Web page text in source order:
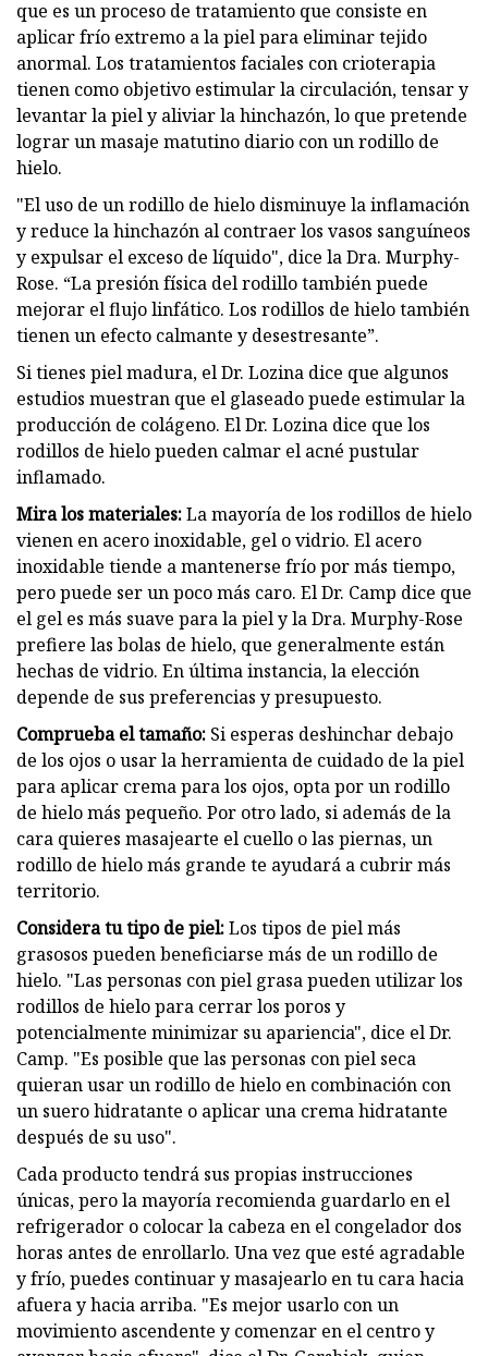
que es un proceso de tratamiento que consiste en
aplicar frío extremo a la piel para eliminar tejido
anormal. Los tratamientos faciales con crioterapia
tienen como objetivo estimular la circulación, tensar y
levantar la piel y aliviar la hinchazón, lo que pretende
lograr un masaje matutino diario con un rodillo de
hielo.
"El uso de un rodillo de hielo disminuye la inflamación
y reduce la hinchazón al contraer los vasos sanguíneos
y expulsar el exceso de líquido", dice la Dra. Murphy-
Rose. “La presión física del rodillo también puede
mejorar el flujo linfático. Los rodillos de hielo también
tienen un efecto calmante y desestresante”.
Si tienes piel madura, el Dr. Lozina dice que algunos
estudios muestran que el glaseado puede estimular la
producción de colágeno. El Dr. Lozina dice que los
rodillos de hielo pueden calmar el acné pustular
inflamado.
Mira los materiales:La mayoría de los rodillos de hielo
vienen en acero inoxidable, gel o vidrio. El acero
inoxidable tiende a mantenerse frío por más tiempo,
pero puede ser un poco más caro. El Dr. Camp dice que
el gel es más suave para la piel y la Dra. Murphy-Rose
prefiere las bolas de hielo, que generalmente están
hechas de vidrio. En última instancia, la elección
depende de sus preferencias y presupuesto.
Comprueba el tamaño: Si esperas deshinchar debajo
de los ojos o usar la herramienta de cuidado de la piel
para aplicar crema para los ojos, opta por un rodillo
de hielo más pequeño. Por otro lado, si además de la
cara quieres masajearte el cuello o las piernas, un
rodillo de hielo más grande te ayudará a cubrir más
territorio.
Considera tu tipo de piel:Los tipos de piel más
grasosos pueden beneficiarse más de un rodillo de
hielo. "Las personas con piel grasa pueden utilizar los
rodillos de hielo para cerrar los poros y
potencialmente minimizar su apariencia", dice el Dr.
Camp. "Es posible que las personas con piel seca
quieran usar un rodillo de hielo en combinación con
un suero hidratante o aplicar una crema hidratante
después de su uso".
Cada producto tendrá sus propias instrucciones
únicas, pero la mayoría recomienda guardarlo en el
refrigerador o colocar la cabeza en el congelador dos
horas antes de enrollarlo. Una vez que esté agradable
y frío, puedes continuar y masajearlo en tu cara hacia
afuera y hacia arriba. "Es mejor usarlo con un
movimiento ascendente y comenzar en el centro y